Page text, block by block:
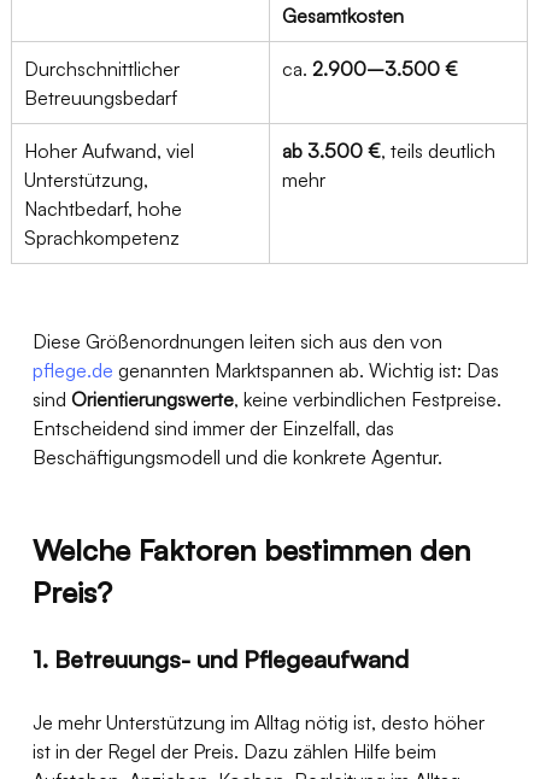
Gesamtkosten
Durchschnittlicher
Betreuungsbedarf
ca. 2.900–3.500 €
Hoher Aufwand, viel
Unterstützung,
Nachtbedarf, hohe
Sprachkompetenz
ab 3.500 €, teils deutlich
mehr
Diese Größenordnungen leiten sich aus den von
pflege.de genannten Marktspannen ab. Wichtig ist: Das
sind Orientierungswerte, keine verbindlichen Festpreise.
Entscheidend sind immer der Einzelfall, das
Beschäftigungsmodell und die konkrete Agentur.
Welche Faktoren bestimmen den
Preis?
1. Betreuungs- und Pflegeaufwand
Je mehr Unterstützung im Alltag nötig ist, desto höher
ist in der Regel der Preis. Dazu zählen Hilfe beim